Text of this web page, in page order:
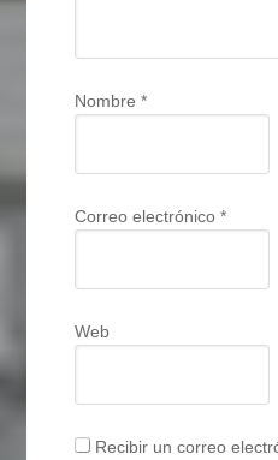
Nombre*
Correo electrónico*
Web
Recibir un correo